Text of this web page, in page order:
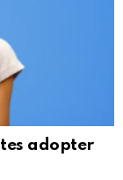
adopter